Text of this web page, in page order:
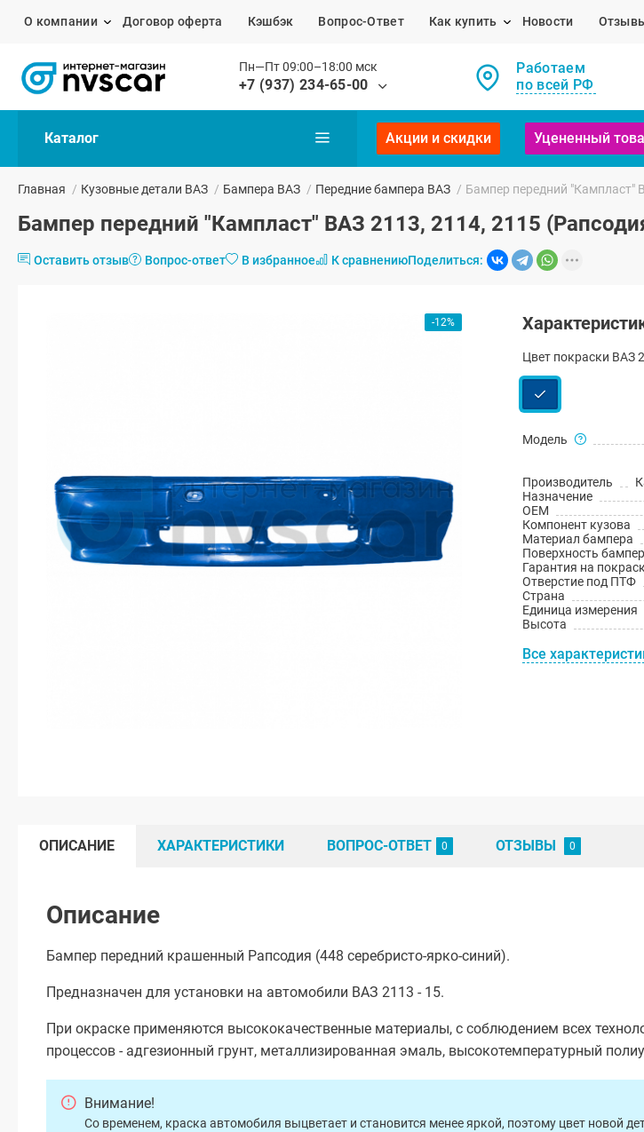
О компании Договор оферта Кэшбэк Вопрос-Ответ Как купить Новости
Пн—Пт 09:00–18:00 мск
+7 (937) 234-65-00
Работаем
по всей РФ
Каталог Акции и скидки Уцененный
Главная / Кузовные детали ВАЗ / Бампера ВАЗ / Передние бампера ВАЗ / Бампер передний "Кампласт"
Бампер передний "Кампласт" ВАЗ 2113, 2114, 2115
Оставить отзыв Вопрос-ответ В избранное К сравнениюПоделиться:
-12%
Цвет покраски ВАЗ
Модель
Производитель
Назначение
OEM
Компонент кузова
Материал бампера
Поверхность
Гарантия на
Отверстие под ПТФ
Страна
Единица измерения
Высота
Все
ОПИСАНИЕ ХАРАКТЕРИСТИКИ ВОПРОС-ОТВЕТ ОТЗЫВЫ
Описание
Бампер передний крашенный Рапсодия (448 серебристо-ярко-синий).
Предназначен для установки на автомобили ВАЗ 2113 - 15.
При окраске применяются высококачественные материалы, с соблюдением всех
процессов - адгезионный грунт, металлизированная эмаль, высокотемпературный
Внимание!
Со временем, краска автомобиля выцветает и становится менее яркой, поэтому цвет новой